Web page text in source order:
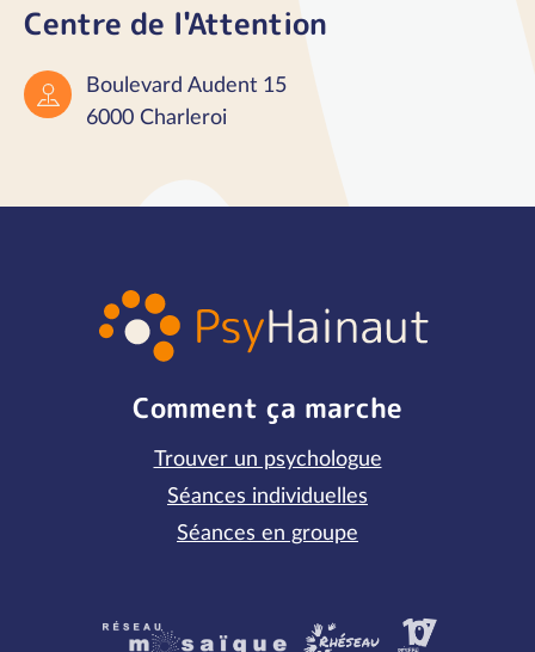
Centre de l'Attention
Boulevard Audent 15
6000 Charleroi
Comment ça marche
Trouver un psychologue
Séances individuelles
Séances en groupe
Partenaires